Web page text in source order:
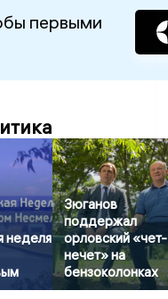
первыми
неделя
Зюганов
поддержал
орловский «чет-
нечет» на
бензоколонках